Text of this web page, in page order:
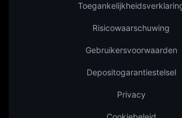
Risicowaarschuwing
Gebruikersvoorwaarden
Depositogarantiestelsel
Privacy